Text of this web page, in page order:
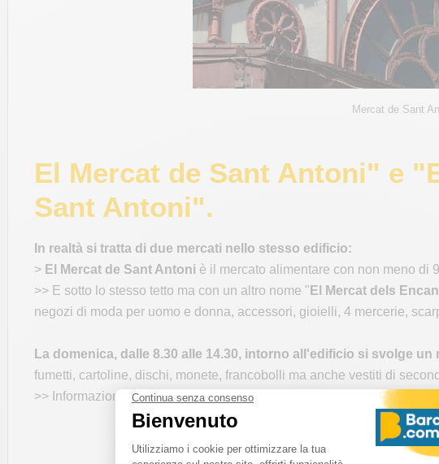
Mercat de Sant
El Mercat de Sant Antoni" e
Sant Antoni".
In realtà si tratta di due mercati nello stesso edificio:
> El Mercat de Sant Antoni è il mercato alimentare con non meno di
>> E sotto lo stesso tetto ma con un altro nome " El Mercat dels
negozi di moda per uomo e donna, accessori, gioielli, 4 mercerie,
La domenica, dalle 8.30 alle 14.30, intorno all'edificio si svolge un
fumetti, cartoline, dischi, monete, francobolli ma anche vestiti di
>> Informazioni su questo mercato domenicale qui
https://